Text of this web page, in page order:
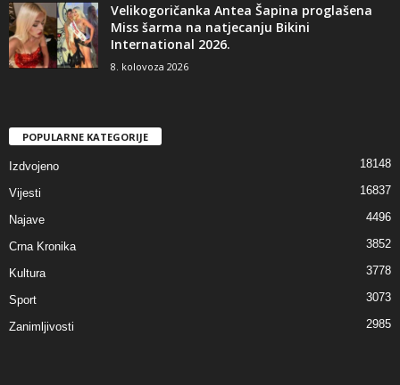
Velikogoričanka Antea Šapina proglašena
Miss šarma na natjecanju Bikini
International 2026.
8. kolovoza 2026
POPULARNE KATEGORIJE
Izdvojeno 18148
Vijesti 16837
Najave 4496
Crna Kronika 3852
Kultura 3778
Sport 3073
Zanimljivosti 2985